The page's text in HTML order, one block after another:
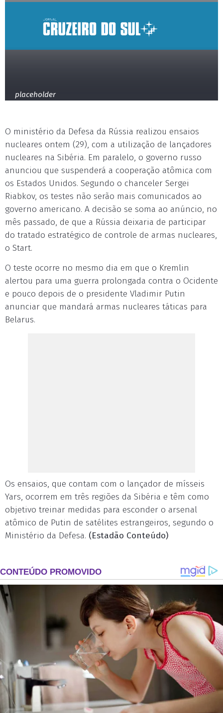
placeholder
O ministério da Defesa da Rússia realizou ensaios
nucleares ontem (29), com a utilização de lançadores
nucleares na Sibéria. Em paralelo, o governo russo
anunciou que suspenderá a cooperação atômica com
os Estados Unidos. Segundo o chanceler Sergei
Riabkov, os testes não serão mais comunicados ao
governo americano. A decisão se soma ao anúncio, no
mês passado, de que a Rússia deixaria de participar
do tratado estratégico de controle de armas nucleares,
o Start.
O teste ocorre no mesmo dia em que o Kremlin
alertou para uma guerra prolongada contra o Ocidente
e pouco depois de o presidente Vladimir Putin
anunciar que mandará armas nucleares táticas para
Belarus.
Os ensaios, que contam com o lançador de mísseis
Yars, ocorrem em três regiões da Sibéria e têm como
objetivo treinar medidas para esconder o arsenal
atômico de Putin de satélites estrangeiros, segundo o
Ministério da Defesa. (Estadão Conteúdo)